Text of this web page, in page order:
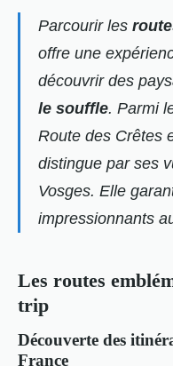
Parcourir les
offre une
découvrir des
le souffle. Parmi
Route des Crêtes
distingue par ses
Vosges. Elle
impressionnants
Les routes
trip
Découverte des
France